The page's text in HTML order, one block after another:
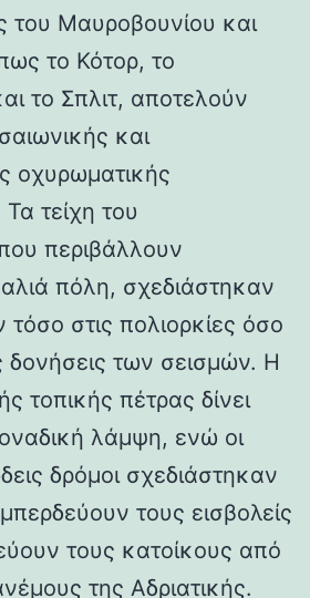
του Μαυροβουνίου και
το Κότορ, το
το Σπλιτ, αποτελούν
και
οχυρωματικής
τείχη του
περιβάλλουν
πόλη, σχεδιάστηκαν
στις πολιορκίες όσο
δονήσεις των σεισμών. Η
τοπικής πέτρας δίνει
λάμψη, ενώ οι
δρόμοι σχεδιάστηκαν
τους εισβολείς
τους κατοίκους από
της Αδριατικής.